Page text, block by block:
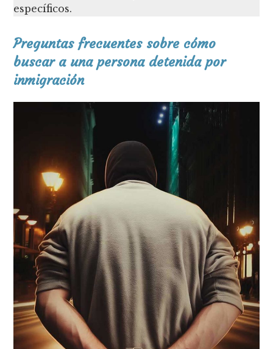
específicos.
Preguntas frecuentes sobre cómo
buscar a una persona detenida por
inmigración